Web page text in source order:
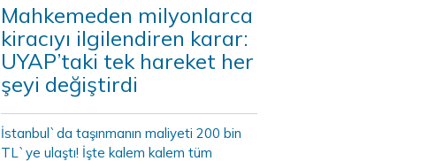
Mahkemeden milyonlarca
kiracıyı ilgilendiren karar:
UYAP’taki tek hareket her
şeyi değiştirdi
İstanbul`da taşınmanın maliyeti 200 bin
TL`ye ulaştı! İşte kalem kalem tüm